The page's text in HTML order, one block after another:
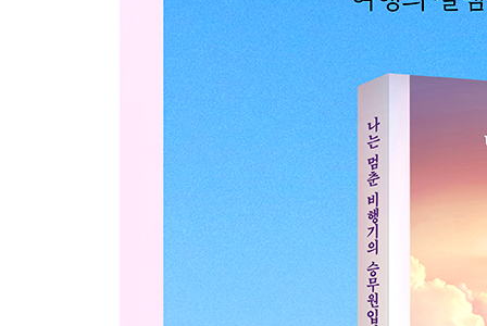
출근하니 컴플레인이 기다리고 있었다
잘못은 날씨가 했지만
타인을 생각하는 시간
4th Destination
비행하는 일에 여행하는 설렘을 더하여
선물을 고르는 승객의 표정은 모두 똑같다
지금 당신이 떠올리는 그 사람에게
애쓰고 깨지던 시간이 버티는 힘이 되어준다면
운명을 비껴간 그 사람